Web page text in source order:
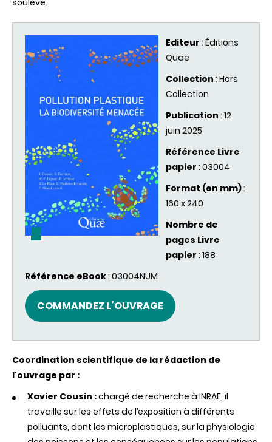
soulève.
Editeur : Éditions
Quae
Collection : Hors
Collection
Publication : 12
juin 2025
Référence Livre
papier: 03004
Format (en mm):
160 x 240
Nombre de
pages Livre
papier : 188
Référence eBook: 03004NUM
COMMANDEZ L’OUVRAGE
Coordination scientifique de la rédaction de
l'ouvrage par :
Xavier Cousin :chargé de recherche à INRAE, il
travaille sur les effets de l’exposition à différents
polluants, dont les microplastiques, sur la physiologie